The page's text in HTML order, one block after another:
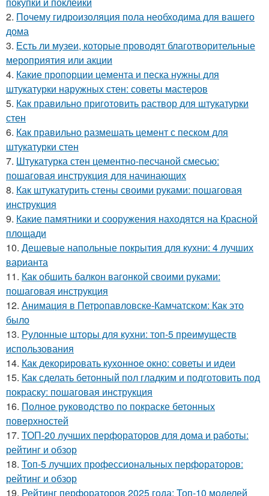
2. Почему гидроизоляция пола необходима для вашего
дома
3. Есть ли музеи, которые проводят благотворительные
мероприятия или акции
4. Какие пропорции цемента и песка нужны для
штукатурки наружных стен: советы мастеров
5. Как правильно приготовить раствор для штукатурки
стен
6. Как правильно размешать цемент с песком для
штукатурки стен
7. Штукатурка стен цементно-песчаной смесью:
пошаговая инструкция для начинающих
8. Как штукатурить стены своими руками: пошаговая
инструкция
9. Какие памятники и сооружения находятся на Красной
площади
10. Дешевые напольные покрытия для кухни: 4 лучших
варианта
11. Как обшить балкон вагонкой своими руками:
пошаговая инструкция
12. Анимация в Петропавловске-Камчатском: Как это
было
13. Рулонные шторы для кухни: топ-5 преимуществ
использования
14. Как декорировать кухонное окно: советы и идеи
15. Как сделать бетонный пол гладким и подготовить под
покраску: пошаговая инструкция
16. Полное руководство по покраске бетонных
поверхностей
17. ТОП-20 лучших перфораторов для дома и работы:
рейтинг и обзор
18. Топ-5 лучших профессиональных перфораторов:
рейтинг и обзор
19. Рейтинг перфораторов 2025 года: Топ-10 моделей